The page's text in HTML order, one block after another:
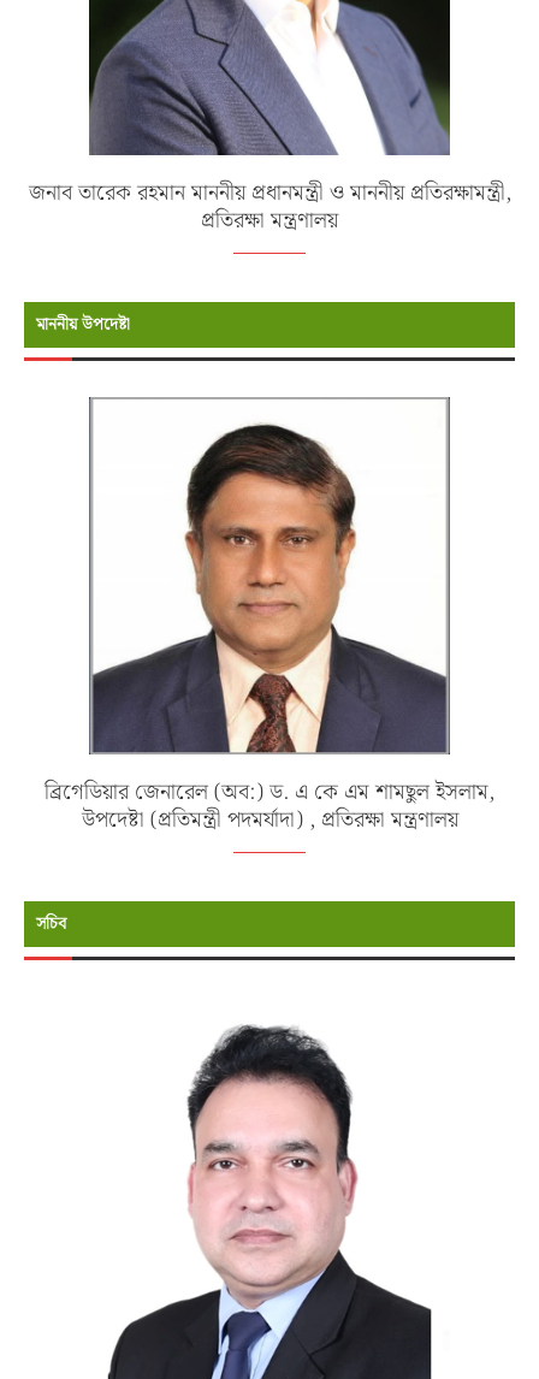
জনাব তারেক রহমান মাননীয় প্রধানমন্ত্রী ও মাননীয় প্রতিরক্ষামন্ত্রী,
প্রতিরক্ষা মন্ত্রণালয়
মাননীয় উপদেষ্টা
ব্রিগেডিয়ার জেনারেল (অব:) ড. এ কে এম শামছুল ইসলাম,
উপদেষ্টা (প্রতিমন্ত্রী পদমর্যাদা) , প্রতিরক্ষা মন্ত্রণালয়
সচিব